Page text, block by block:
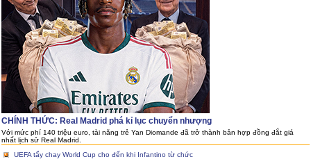
CHÍNH THỨC: Real Madrid phá kỉ lục chuyển nhượng
Với mức phí 140 triệu euro, tài năng trẻ Yan Diomande đã trở thành bản hợp đồng đắt giá
nhất lịch sử Real Madrid.
UEFA tẩy chay World Cup cho đến khi Infantino từ chức